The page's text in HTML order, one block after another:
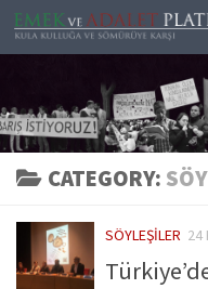
Skip to content
CATEGORY:
SÖYLEŞILER 24